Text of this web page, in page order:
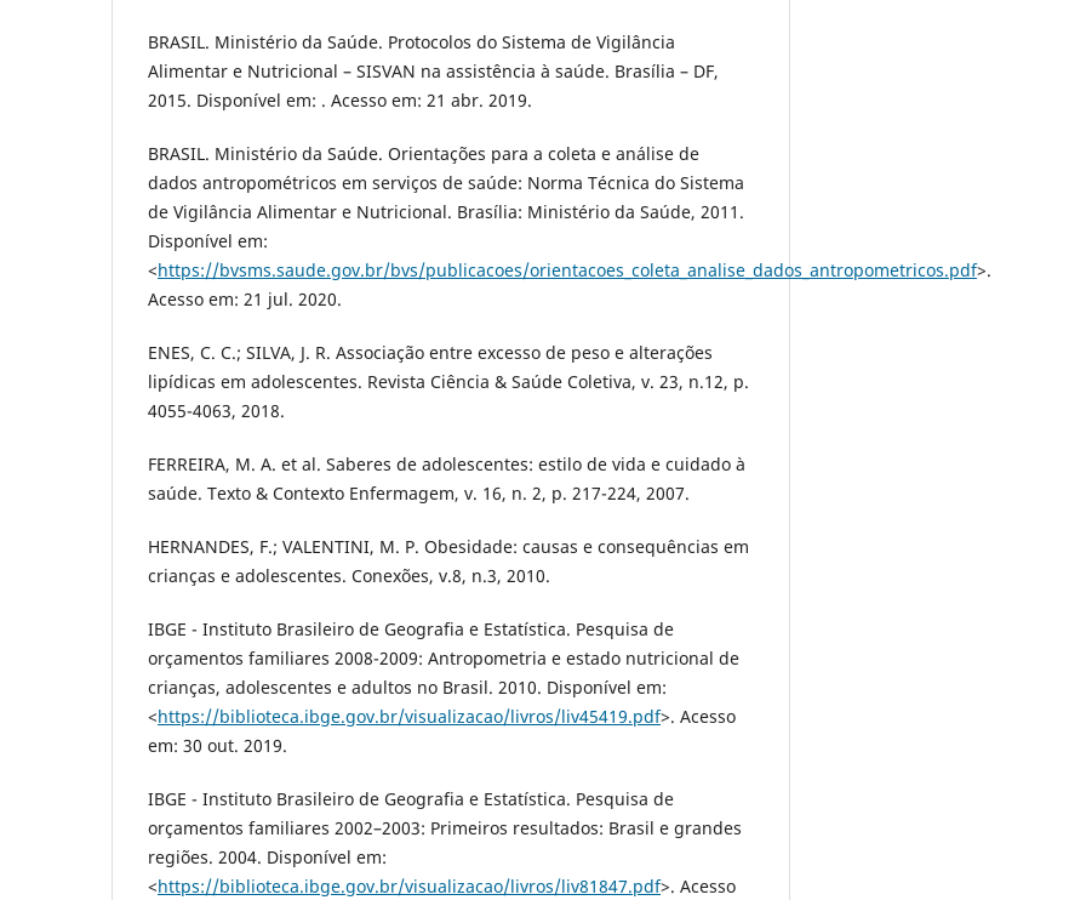
BRASIL. Ministério da Saúde. Protocolos do Sistema de Vigilância
Alimentar e Nutricional – SISVAN na assistência à saúde. Brasília – DF,
2015. Disponível em: . Acesso em: 21 abr. 2019.
BRASIL. Ministério da Saúde. Orientações para a coleta e análise de
dados antropométricos em serviços de saúde: Norma Técnica do Sistema
de Vigilância Alimentar e Nutricional. Brasília: Ministério da Saúde, 2011.
Disponível em:
<https://bvsms.saude.gov.br/bvs/publicacoes/orientacoes_coleta_analise_dados_antropometricos.pdf>.
Acesso em: 21 jul. 2020.
ENES, C. C.; SILVA, J. R. Associação entre excesso de peso e alterações
lipídicas em adolescentes. Revista Ciência & Saúde Coletiva, v. 23, n.12, p.
4055-4063, 2018.
FERREIRA, M. A. et al. Saberes de adolescentes: estilo de vida e cuidado à
saúde. Texto & Contexto Enfermagem, v. 16, n. 2, p. 217-224, 2007.
HERNANDES, F.; VALENTINI, M. P. Obesidade: causas e consequências em
crianças e adolescentes. Conexões, v.8, n.3, 2010.
IBGE - Instituto Brasileiro de Geografia e Estatística. Pesquisa de
orçamentos familiares 2008-2009: Antropometria e estado nutricional de
crianças, adolescentes e adultos no Brasil. 2010. Disponível em:
<https://biblioteca.ibge.gov.br/visualizacao/livros/liv45419.pdf>. Acesso
em: 30 out. 2019.
IBGE - Instituto Brasileiro de Geografia e Estatística. Pesquisa de
orçamentos familiares 2002–2003: Primeiros resultados: Brasil e grandes
regiões. 2004. Disponível em:
<https://biblioteca.ibge.gov.br/visualizacao/livros/liv81847.pdf>. Acesso